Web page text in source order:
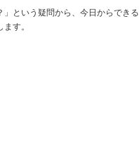
という疑問から、今日からできる
す。